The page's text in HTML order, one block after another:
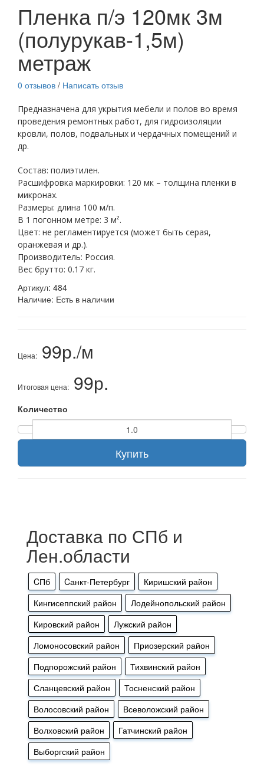
Пленка п/э 120мк 3м
(полурукав-1,5м)
метраж
0 отзывов / Написать отзыв
Предназначена для укрытия мебели и полов во время
проведения ремонтных работ, для гидроизоляции
кровли, полов, подвальных и чердачных помещений и
др.
Состав: полиэтилен.
Расшифровка маркировки: 120 мк – толщина пленки в
микронах.
Размеры: длина 100 м/п.
В 1 погонном метре: 3 м².
Цвет: не регламентируется (может быть серая,
оранжевая и др.).
Производитель: Россия.
Вес брутто: 0.17 кг.
Артикул: 484
Наличие: Есть в наличии
Цена: 99р./м
Итоговая цена: 99р.
Количество
Купить
Доставка по СПб и
Лен.области
CПб Cанкт-Петербург
Киришский район
Кингисеппский район
Лодейнопольский район
Кировский район
Лужский район
Ломоносовский район
Приозерский район
Подпорожский район
Тихвинский район
Сланцевский район
Тосненский район
Волосовский район
Всеволожский район
Волховский район
Гатчинский район
Выборгский район